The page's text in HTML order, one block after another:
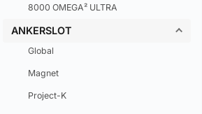
8000 OMEGA² ULTRA
ANKERSLOT
Global
Magnet
Project-K